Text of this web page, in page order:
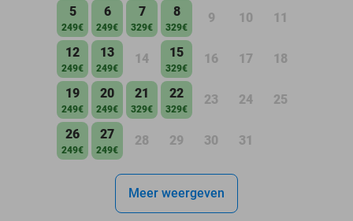
5
249€
6
249€
7
329€
8
329€
9 10 11
12
249€
13
249€
14 15
329€
16 17 18
19
249€
20
249€
21
329€
22
329€
23 24 25
26
249€
27
249€
28 29 30 31
Meer weergeven